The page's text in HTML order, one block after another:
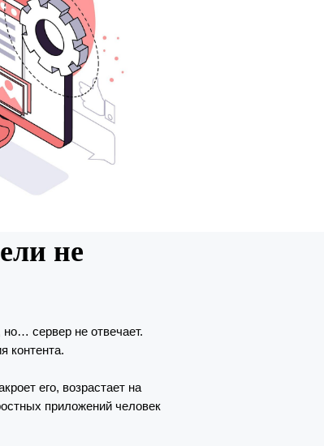
не
сервер не отвечает.
контента.
его, возрастает на
приложений человек